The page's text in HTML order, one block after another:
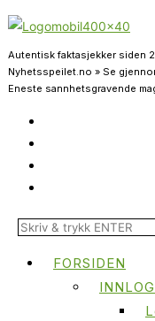
Autentisk faktasjekker siden
Nyhetsspeilet.no » Se
Eneste sannhetsgravende
FORSIDEN